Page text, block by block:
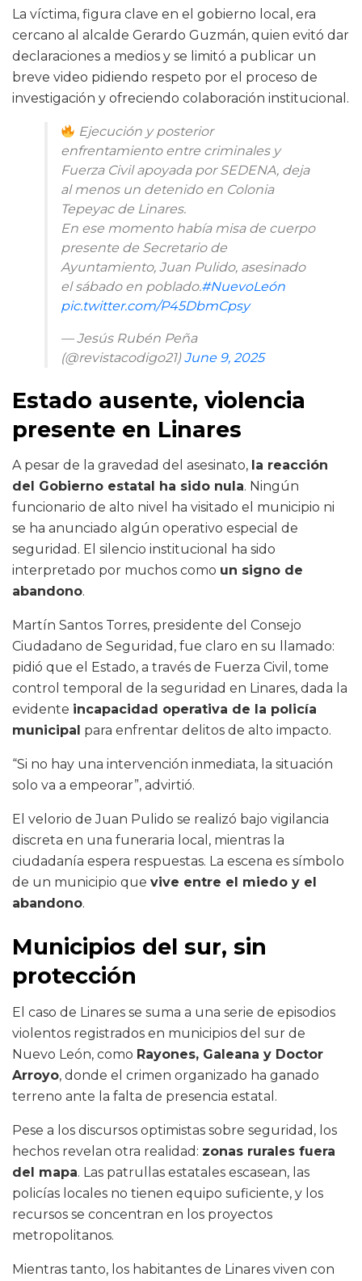
La víctima, figura clave en el gobierno local, era
cercano al alcalde Gerardo Guzmán, quien evitó dar
declaraciones a medios y se limitó a publicar un
breve video pidiendo respeto por el proceso de
investigación y ofreciendo colaboración institucional.
Ejecución y posterior
enfrentamiento entre criminales y
Fuerza Civil apoyada por SEDENA, deja
al menos un detenido en Colonia
Tepeyac de Linares.
En ese momento había misa de cuerpo
presente de Secretario de
Ayuntamiento, Juan Pulido, asesinado
el sábado en poblado.#NuevoLeón
pic.twitter.com/P45DbmCpsy
— Jesús Rubén Peña
(@revistacodigo21)June 9, 2025
Estado ausente, violencia
presente en Linares
A pesar de la gravedad del asesinato, la reacción
del Gobierno estatal ha sido nula. Ningún
funcionario de alto nivel ha visitado el municipio ni
se ha anunciado algún operativo especial de
seguridad. El silencio institucional ha sido
interpretado por muchos como un signo de
abandono.
Martín Santos Torres, presidente del Consejo
Ciudadano de Seguridad, fue claro en su llamado:
pidió que el Estado, a través de Fuerza Civil, tome
control temporal de la seguridad en Linares, dada la
evidente incapacidad operativa de la policía
municipal para enfrentar delitos de alto impacto.
“Si no hay una intervención inmediata, la situación
solo va a empeorar”, advirtió.
El velorio de Juan Pulido se realizó bajo vigilancia
discreta en una funeraria local, mientras la
ciudadanía espera respuestas. La escena es símbolo
de un municipio que vive entre el miedo y el
abandono.
Municipios del sur, sin
protección
El caso de Linares se suma a una serie de episodios
violentos registrados en municipios del sur de
Nuevo León, como Rayones, Galeana y Doctor
Arroyo, donde el crimen organizado ha ganado
terreno ante la falta de presencia estatal.
Pese a los discursos optimistas sobre seguridad, los
hechos revelan otra realidad: zonas rurales fuera
del mapa. Las patrullas estatales escasean, las
policías locales no tienen equipo suficiente, y los
recursos se concentran en los proyectos
metropolitanos.
Mientras tanto, los habitantes de Linares viven con